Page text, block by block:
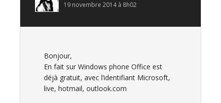
19 novembre 2014 à 8h02
Bonjour,
En fait sur Windows phone Office est
déjà gratuit, avec l’identifiant Microsoft,
live, hotmail, outlook.com